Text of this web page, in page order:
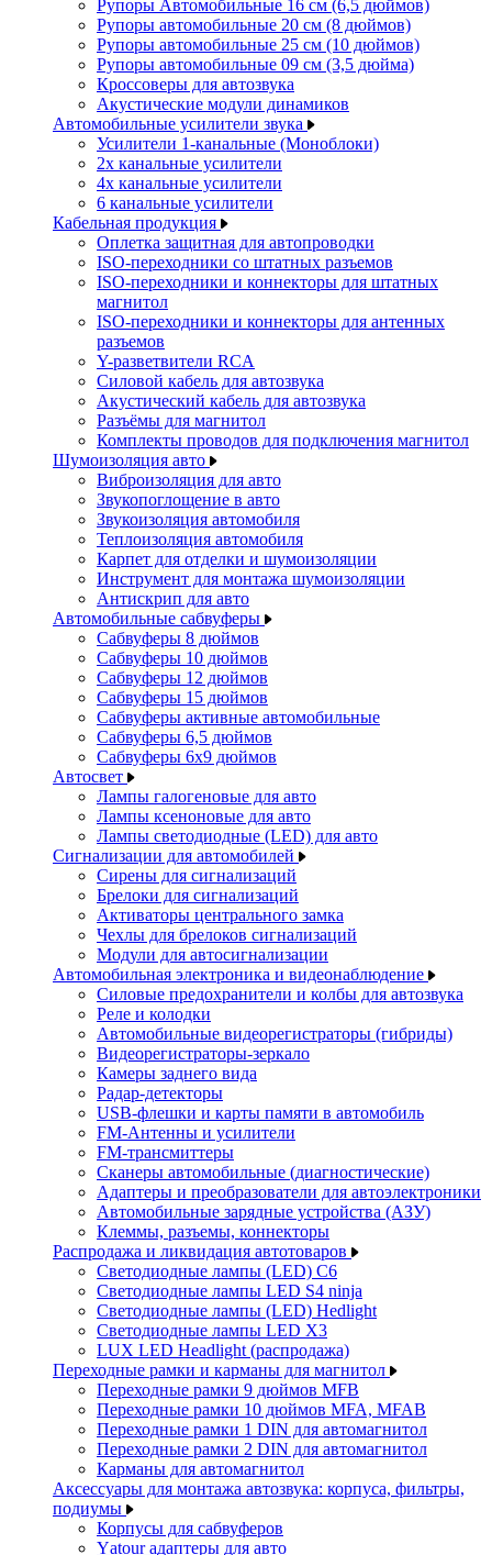
Рупоры Автомобильные 16 см (6,5 дюймов)
Рупоры автомобильные 20 см (8 дюймов)
Рупоры автомобильные 25 см (10 дюймов)
Рупоры автомобильные 09 см (3,5 дюйма)
Кроссоверы для автозвука
Акустические модули динамиков
Автомобильные усилители звука
Усилители 1-канальные (Моноблоки)
2х канальные усилители
4х канальные усилители
6 канальные усилители
Кабельная продукция
Оплетка защитная для автопроводки
ISO-переходники со штатных разъемов
ISO-переходники и коннекторы для штатных
магнитол
ISO-переходники и коннекторы для антенных
разъемов
Y-разветвители RCA
Силовой кабель для автозвука
Акустический кабель для автозвука
Разъёмы для магнитол
Комплекты проводов для подключения магнитол
Шумоизоляция авто
Виброизоляция для авто
Звукопоглощение в авто
Звукоизоляция автомобиля
Теплоизоляция автомобиля
Карпет для отделки и шумоизоляции
Инструмент для монтажа шумоизоляции
Антискрип для авто
Автомобильные сабвуферы
Сабвуферы 8 дюймов
Сабвуферы 10 дюймов
Сабвуферы 12 дюймов
Сабвуферы 15 дюймов
Сабвуферы активные автомобильные
Сабвуферы 6,5 дюймов
Сабвуферы 6x9 дюймов
Автосвет
Лампы галогеновые для авто
Лампы ксеноновые для авто
Лампы светодиодные (LED) для авто
Сигнализации для автомобилей
Сирены для сигнализаций
Брелоки для сигнализаций
Активаторы центрального замка
Чехлы для брелоков сигнализаций
Модули для автосигнализации
Автомобильная электроника и видеонаблюдение
Силовые предохранители и колбы для автозвука
Реле и колодки
Автомобильные видеорегистраторы (гибриды)
Видеорегистраторы-зеркало
Камеры заднего вида
Радар-детекторы
USB-флешки и карты памяти в автомобиль
FM-Антенны и усилители
FM-трансмиттеры
Сканеры автомобильные (диагностические)
Адаптеры и преобразователи для автоэлектроники
Автомобильные зарядные устройства (АЗУ)
Клеммы, разъемы, коннекторы
Распродажа и ликвидация автотоваров
Светодиодные лампы (LED) C6
Светодиодные лампы LED S4 ninja
Светодиодные лампы (LED) Hedlight
Светодиодные лампы LED X3
LUX LED Headlight (распродажа)
Переходные рамки и карманы для магнитол
Переходные рамки 9 дюймов MFB
Переходные рамки 10 дюймов MFA, MFAB
Переходные рамки 1 DIN для автомагнитол
Переходные рамки 2 DIN для автомагнитол
Карманы для автомагнитол
Аксессуары для монтажа автозвука: корпуса, фильтры,
подиумы
Корпусы для сабвуферов
Yаtour адаптеры для авто